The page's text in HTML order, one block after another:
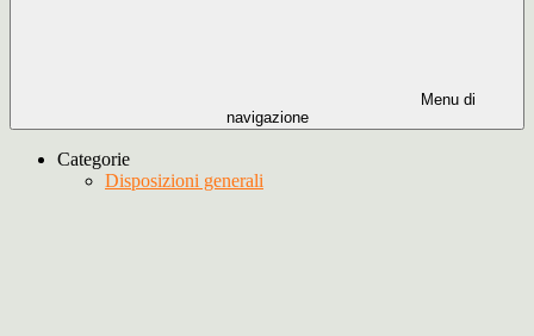
Menu di
navigazione
Categorie
Disposizioni generali